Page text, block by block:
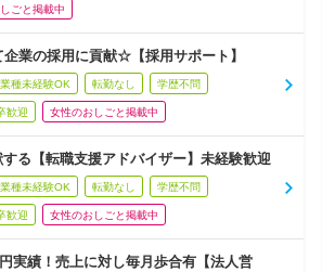
ごと掲載中
業の採用に貢献☆【採用サポート】
種未経験OK 転勤なし 学歴不問
歓迎 女性のおしごと掲載中
る【転職支援アドバイザー】未経験歓迎
種未経験OK 転勤なし 学歴不問
歓迎 女性のおしごと掲載中
実績！売上に対し毎月歩合有【法人営